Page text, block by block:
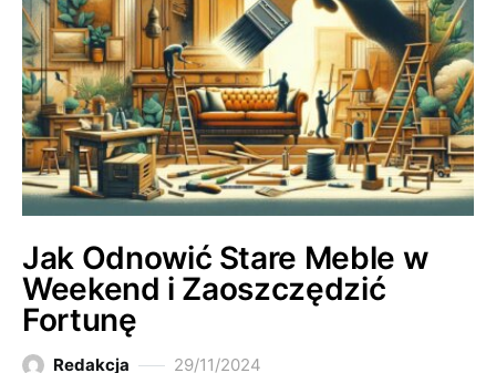
Jak Odnowić Stare Meble w
Weekend i Zaoszczędzić
Fortunę
Redakcja 29/11/2024